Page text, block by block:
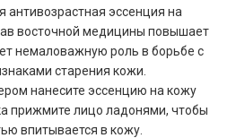
эссенция на
восточной медицины повышает
немаловажную роль в борьбе с
старения кожи.
нанесите эссенцию на кожу
прижмите лицо ладонями, чтобы
впитывается в кожу.